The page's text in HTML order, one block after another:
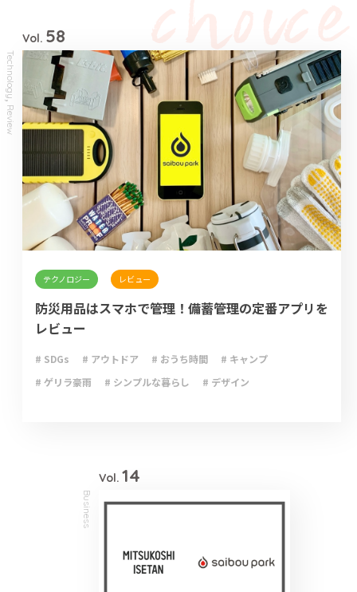
Technology
,
Review
Vol. 58
テクノロジー レビュー
防災用品はスマホで管理！備蓄管理の定番アプリを
レビュー
# SDGs # アウトドア # おうち時間
# キャンプ
# ゲリラ豪雨
# シンプルな暮らし
# デザイン
Business
Vol. 14